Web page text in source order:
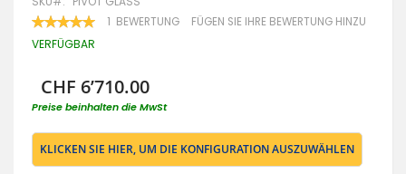
springen
BEWERTUNG:
100
1 BEWERTUNG FÜGEN SIE IHRE BEWERTUNG HINZU
VERFÜGBAR
CHF 6’710.00
Preise beinhalten die MwSt
KLICKEN SIE HIER, UM DIE KONFIGURATION AUSZUWÄHLEN